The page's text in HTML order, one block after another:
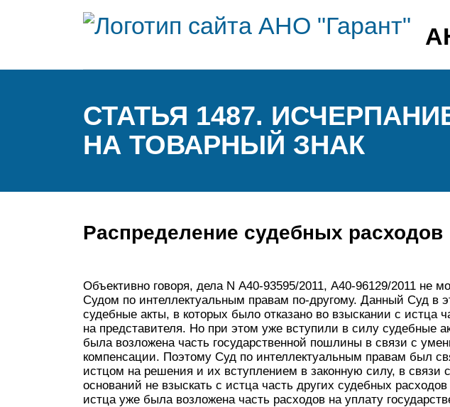
СТАТЬЯ 1487.
НА ТОВАРНЫЙ ЗНАК
Распределение судебных расходов
Объективно говоря, дела N А40-93595/2011, А40-96129/2011 не
Судом по интеллектуальным правам по-другому. Данный Суд в
судебные акты, в которых было отказано во взыскании с истца
на представителя. Но при этом уже вступили в силу судебные
была возложена часть государственной пошлины в связи с
компенсации. Поэтому Суд по интеллектуальным правам был
истцом на решения и их вступлением в законную силу, в связи
оснований не взыскать с истца часть других судебных
истца уже была возложена часть расходов на уплату